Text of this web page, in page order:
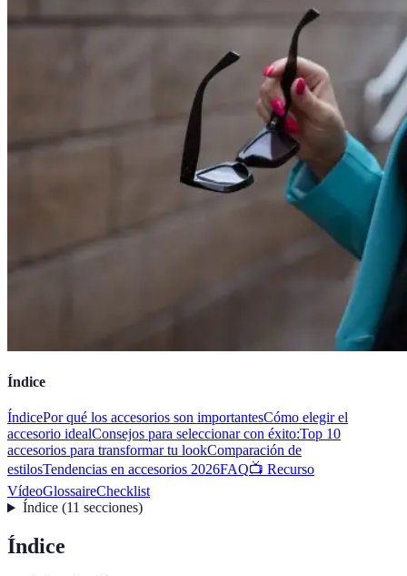
Índice
ÍndicePor qué los accesorios son importantesCómo elegir el
accesorio idealConsejos para seleccionar con éxito:Top 10
accesorios para transformar tu lookComparación de
estilosTendencias en accesorios 2026FAQ📺 Recurso
VídeoGlossaireChecklist
Índice(11 secciones)
Índice